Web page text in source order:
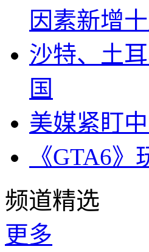
因素新增
沙特、土
国
美媒紧盯
《GTA6
频道精选
更多